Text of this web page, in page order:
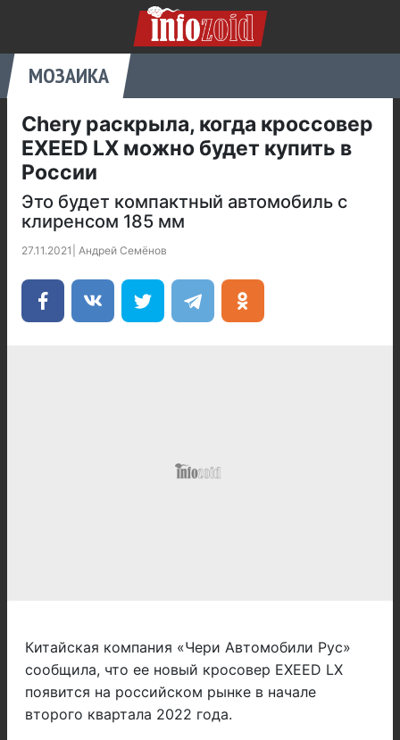
МОЗАИКА
Chery раскрыла, когда кроссовер
EXEED LX можно будет купить в
России
Это будет компактный автомобиль с
клиренсом 185 мм
27.11.2021 Андрей Семёнов
Китайская компания «Чери Автомобили Рус»
сообщила, что ее новый кросовер EXEED LX
появится на российском рынке в начале
второго квартала 2022 года.